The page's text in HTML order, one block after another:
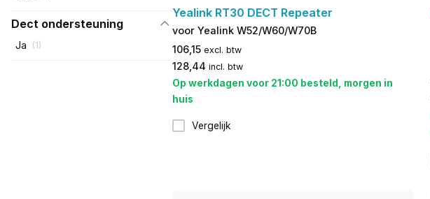
Dect ondersteuning
Ja (1)
Yealink RT30 DECT Repeater
voor Yealink W52/W60/W70B
106,15 excl. btw
128,44 incl. btw
Op werkdagen voor 21:00 besteld, morgen in
huis
Vergelijk